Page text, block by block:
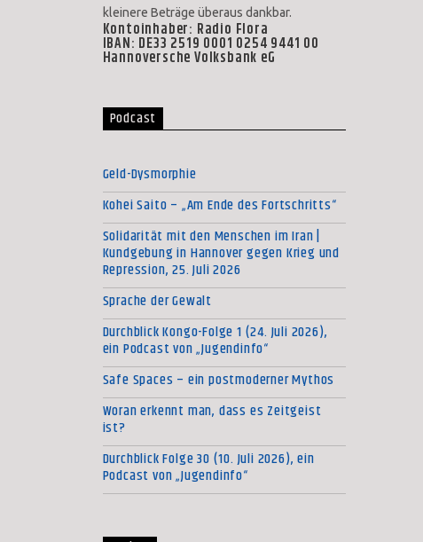
kleinere Beträge überaus dankbar.
Kontoinhaber: Radio Flora
IBAN: DE33 2519 0001 0254 9441 00
Hannoversche Volksbank eG
Podcast
Geld-Dysmorphie
Kohei Saito – „Am Ende des Fortschritts“
Solidarität mit den Menschen im Iran |
Kundgebung in Hannover gegen Krieg und
Repression, 25. Juli 2026
Sprache der Gewalt
Durchblick Kongo-Folge 1 (24. Juli 2026),
ein Podcast von „Jugendinfo“
Safe Spaces – ein postmoderner Mythos
Woran erkennt man, dass es Zeitgeist
ist?
Durchblick Folge 30 (10. Juli 2026), ein
Podcast von „Jugendinfo“